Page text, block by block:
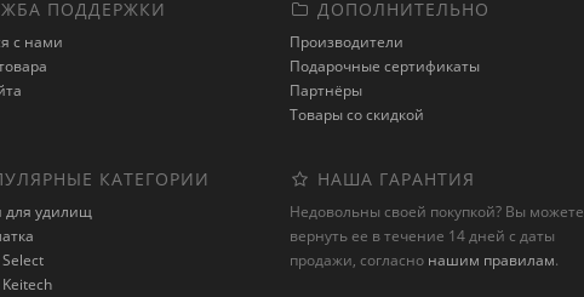
ПОДДЕРЖКИ
с нами
ДОПОЛНИТЕЛЬНО
Производители
Подарочные сертификаты
Партнёры
Товары со скидкой
КАТЕГОРИИ
для удилищ
НАША ГАРАНТИЯ
Недовольны своей покупкой? Вы можете
вернуть ее в течение 14 дней с даты
продажи, согласно нашим правилам.